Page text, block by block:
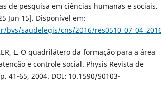
de pesquisa em ciências humanas e sociais.
Jun 15]. Disponível em:
saudelegis/cns/2016/
L. O quadrilátero da formação para a área
e controle social. Physis Revista de
41-65, 2004. DOI: 10.1590/S0103-